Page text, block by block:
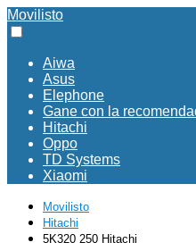
Movilisto
Aiwa
Asus
Elephone
Gane con la
Hitachi
Oppo
TD Systems
Xiaomi
Movilisto
Hitachi
5K320 250 Hitachi